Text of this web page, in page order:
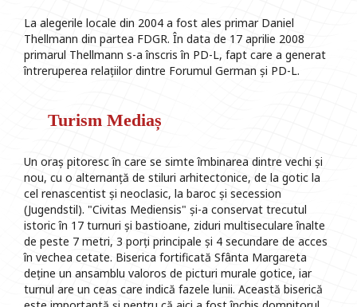
La alegerile locale din 2004 a fost ales primar Daniel
Thellmann din partea FDGR. În data de 17 aprilie 2008
primarul Thellmann s-a înscris în PD-L, fapt care a generat
întreruperea relațiilor dintre Forumul German și PD-L.
Turism Mediaș
Un oraș pitoresc în care se simte îmbinarea dintre vechi și
nou, cu o alternanță de stiluri arhitectonice, de la gotic la
cel renascentist și neoclasic, la baroc și secession
(Jugendstil). "Civitas Mediensis" și-a conservat trecutul
istoric în 17 turnuri și bastioane, ziduri multiseculare înalte
de peste 7 metri, 3 porți principale și 4 secundare de acces
în vechea cetate. Biserica fortificată Sfânta Margareta
deține un ansamblu valoros de picturi murale gotice, iar
turnul are un ceas care indică fazele lunii. Această biserică